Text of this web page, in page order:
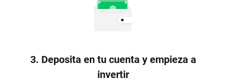
3. Deposita en tu cuenta y empieza a
invertir